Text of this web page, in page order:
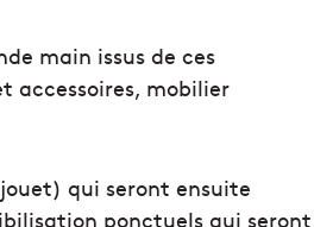
main issus de ces
accessoires, mobilier
qui seront ensuite
ponctuels qui seront